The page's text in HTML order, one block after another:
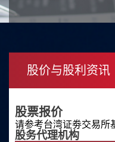
股价与股利资讯
股票报价
请参考台湾证劵交易所
股务代理机构